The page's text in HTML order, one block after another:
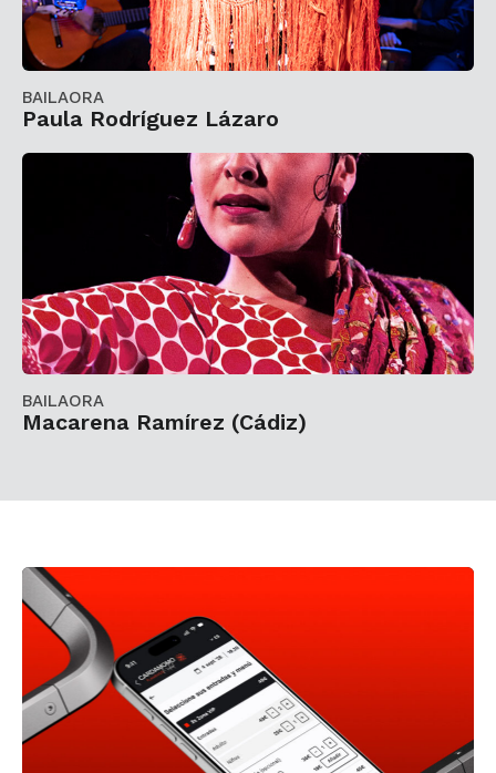
BAILAORA
Paula Rodríguez Lázaro
BAILAORA
Macarena Ramírez (Cádiz)